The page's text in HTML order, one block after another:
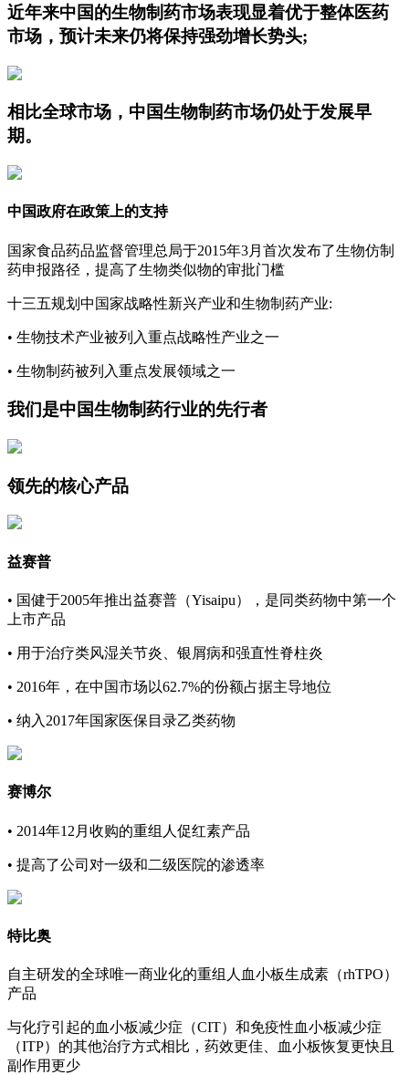
近年来中国的生物制药市场表现显着优于整体医药
市场，预计未来仍将保持强劲增长势头;
相比全球市场，中国生物制药市场仍处于发展早
期。
中国政府在政策上的支持
国家食品药品监督管理总局于2015年3月首次发布了生物仿制
药申报路径，提高了生物类似物的审批门槛
十三五规划中国家战略性新兴产业和生物制药产业:
• 生物技术产业被列入重点战略性产业之一
• 生物制药被列入重点发展领域之一
我们是中国生物制药行业的先行者
领先的核心产品
益赛普
• 国健于2005年推出益赛普（Yisaipu），是同类药物中第一个
上市产品
• 用于治疗类风湿关节炎、银屑病和强直性脊柱炎
• 2016年，在中国市场以62.7%的份额占据主导地位
• 纳入2017年国家医保目录乙类药物
赛博尔
• 2014年12月收购的重组人促红素产品
• 提高了公司对一级和二级医院的渗透率
特比奥
自主研发的全球唯一商业化的重组人血小板生成素（rhTPO）
产品
与化疗引起的血小板减少症（CIT）和免疫性血小板减少症
（ITP）的其他治疗方式相比，药效更佳、血小板恢复更快且
副作用更少